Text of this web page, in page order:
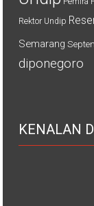
Rektor Undip
Semarang
diponegoro
KENALAN